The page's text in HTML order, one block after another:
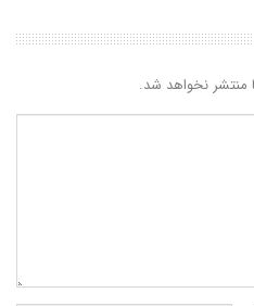
منتشر نخواهد شد.